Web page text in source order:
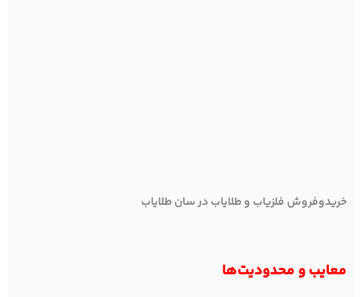
خریدوفروش فلزیاب و طلایاب در سان طلایاب
معایب و محدودیت‌ها